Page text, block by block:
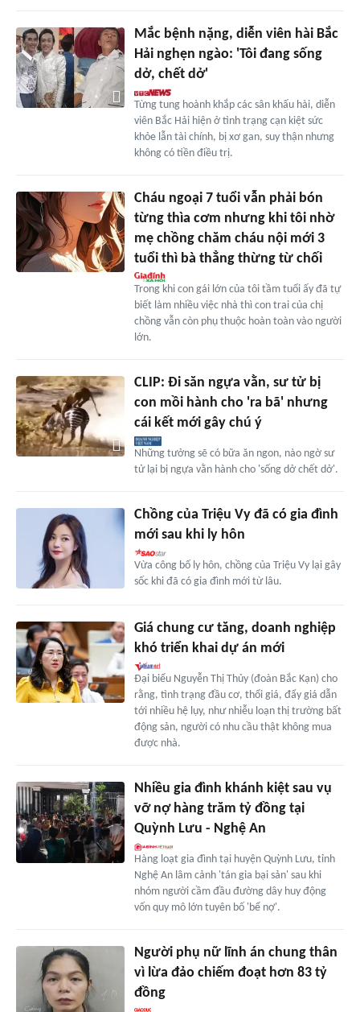
Mắc bệnh nặng, diễn viên hài Bắc
Hải nghẹn ngào: 'Tôi đang sống
dở, chết dở'
Từng tung hoành khắp các sân khấu hài, diễn
viên Bắc Hải hiện ở tình trạng cạn kiệt sức
khỏe lẫn tài chính, bị xơ gan, suy thận nhưng
không có tiền điều trị.
Cháu ngoại 7 tuổi vẫn phải bón
từng thìa cơm nhưng khi tôi nhờ
mẹ chồng chăm cháu nội mới 3
tuổi thì bà thẳng thừng từ chối
Trong khi con gái lớn của tôi tầm tuổi ấy đã tự
biết làm nhiều việc nhà thì con trai của chị
chồng vẫn còn phụ thuộc hoàn toàn vào người
lớn.
CLIP: Đi săn ngựa vằn, sư tử bị
con mồi hành cho 'ra bã' nhưng
cái kết mới gây chú ý
Những tưởng sẽ có bữa ăn ngon, nào ngờ sư
tử lại bị ngựa vằn hành cho 'sống dở chết dở'.
Chồng của Triệu Vy đã có gia đình
mới sau khi ly hôn
Vừa công bố ly hôn, chồng của Triệu Vy lại gây
sốc khi đã có gia đình mới từ lâu.
Giá chung cư tăng, doanh nghiệp
khó triển khai dự án mới
Đại biểu Nguyễn Thị Thủy (đoàn Bắc Kạn) cho
rằng, tình trạng đầu cơ, thổi giá, đẩy giá dẫn
tới nhiều hệ lụy, như nhiễu loạn thị trường bất
động sản, người có nhu cầu thật không mua
được nhà.
Nhiều gia đình khánh kiệt sau vụ
vỡ nợ hàng trăm tỷ đồng tại
Quỳnh Lưu - Nghệ An
Hàng loạt gia đình tại huyện Quỳnh Lưu, tỉnh
Nghệ An lâm cảnh 'tán gia bại sản' sau khi
nhóm người cầm đầu đường dây huy động
vốn quy mô lớn tuyên bố 'bể nợ'.
Người phụ nữ lĩnh án chung thân
vì lừa đảo chiếm đoạt hơn 83 tỷ
đồng